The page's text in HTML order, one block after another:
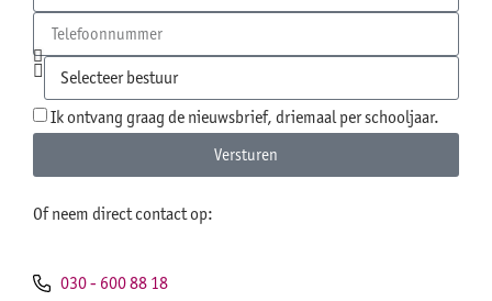
Ik ontvang graag de nieuwsbrief, driemaal per schooljaar.
Versturen
Of neem direct contact op:
030 - 600 88 18